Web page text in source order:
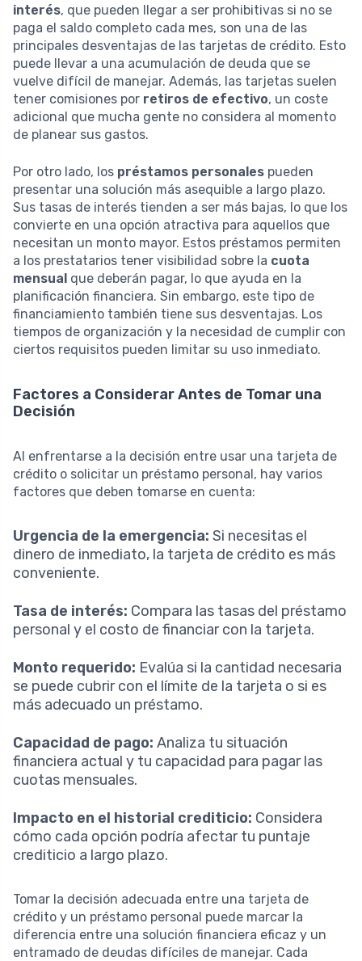
interés, que pueden llegar a ser prohibitivas si no se
paga el saldo completo cada mes, son una de las
principales desventajas de las tarjetas de crédito. Esto
puede llevar a una acumulación de deuda que se
vuelve difícil de manejar. Además, las tarjetas suelen
tener comisiones por retiros de efectivo, un coste
adicional que mucha gente no considera al momento
de planear sus gastos.
Por otro lado, los préstamos personales pueden
presentar una solución más asequible a largo plazo.
Sus tasas de interés tienden a ser más bajas, lo que los
convierte en una opción atractiva para aquellos que
necesitan un monto mayor. Estos préstamos permiten
a los prestatarios tener visibilidad sobre la cuota
mensual que deberán pagar, lo que ayuda en la
planificación financiera. Sin embargo, este tipo de
financiamiento también tiene sus desventajas. Los
tiempos de organización y la necesidad de cumplir con
ciertos requisitos pueden limitar su uso inmediato.
Factores a Considerar Antes de Tomar una
Decisión
Al enfrentarse a la decisión entre usar una tarjeta de
crédito o solicitar un préstamo personal, hay varios
factores que deben tomarse en cuenta:
Urgencia de la emergencia: Si necesitas el
dinero de inmediato, la tarjeta de crédito es más
conveniente.
Tasa de interés: Compara las tasas del préstamo
personal y el costo de financiar con la tarjeta.
Monto requerido: Evalúa si la cantidad necesaria
se puede cubrir con el límite de la tarjeta o si es
más adecuado un préstamo.
Capacidad de pago: Analiza tu situación
financiera actual y tu capacidad para pagar las
cuotas mensuales.
Impacto en el historial crediticio: Considera
cómo cada opción podría afectar tu puntaje
crediticio a largo plazo.
Tomar la decisión adecuada entre una tarjeta de
crédito y un préstamo personal puede marcar la
diferencia entre una solución financiera eficaz y un
entramado de deudas difíciles de manejar. Cada